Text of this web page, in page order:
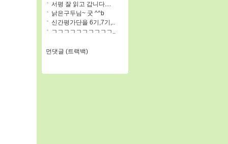
서평 잘 읽고 갑니다....
낡은구두님~ 굿 ^^b
신간평가단을 6기,7기,..
ㄱㄱㄱㄱㄱㄱㄱㄱㄱㄱ..
먼댓글 (트랙백)